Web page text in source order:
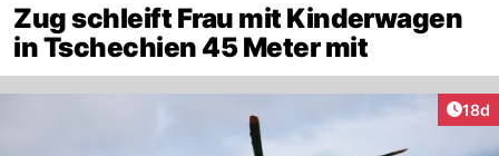
Zug schleift Frau mit Kinderwagen
in Tschechien 45 Meter mit
18d